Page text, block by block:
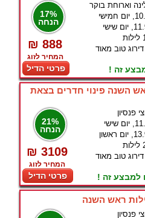
17%
הנחה
₪ 888
המחיר לזוג
פרטי הדיל
וארוחת בוקר
דירוג טוב מאוד
2 לילות ראש השנה פינוי חדרים בצאת
21%
הנחה
₪ 3109
המחיר לזוג
פרטי הדיל
פנסיון
דירוג טוב מאוד
למבצע זה !
פנסיון